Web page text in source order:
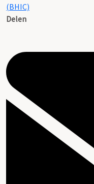
(BHIC)
Delen